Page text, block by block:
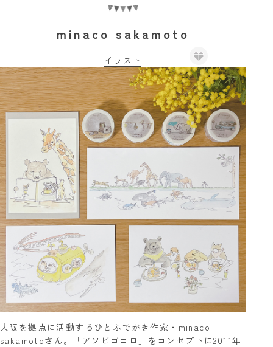
minaco sakamoto
イラスト
大阪を拠点に活動するひとふでがき作家・minaco
sakamotoさん。「アソビゴコロ」をコンセプトに2011年